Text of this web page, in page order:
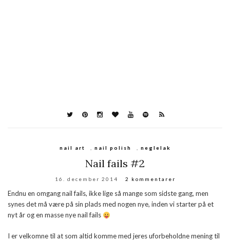
nail art , nail polish , neglelak
Nail fails #2
16. december 2014 2 kommentarer
Endnu en omgang nail fails, ikke lige så mange som sidste gang, men
synes det må være på sin plads med nogen nye, inden vi starter på et
nyt år og en masse nye nail fails
I er velkomne til at som altid komme med jeres uforbeholdne mening til